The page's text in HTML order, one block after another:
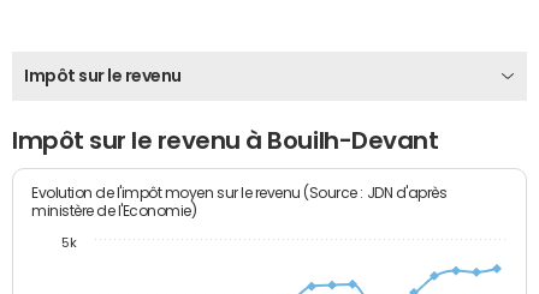
Impôt sur le revenu
Impôt sur le revenu à Bouilh-Devant
Evolution de l'impôt moyen sur le revenu (Source : JDN d'après
ministère de l'Economie)
5k